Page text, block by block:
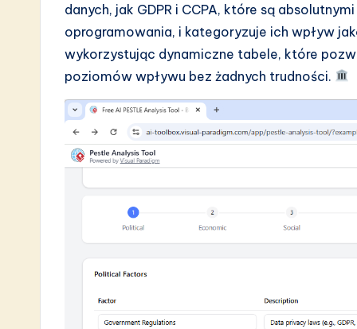
danych, jak GDPR i CCPA, które są
oprogramowania, i kategoryzuje ich wpływ
wykorzystując dynamiczne tabele, które
poziomów wpływu bez żadnych trudności.